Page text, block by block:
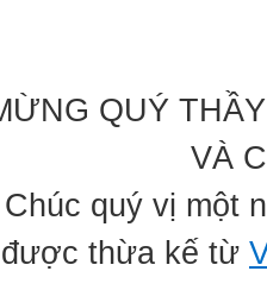
QUÝ
VÀ
Chúc quý vị một
thừa kế từ